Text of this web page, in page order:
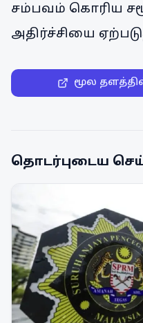
சம்பவம் கொரிய
அதிர்ச்சியை
மூல
தொடர்புடைய